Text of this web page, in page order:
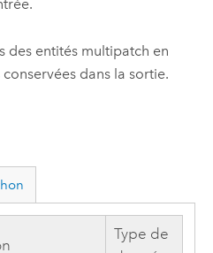
des entités multipatch en
dans la sortie.
Type de